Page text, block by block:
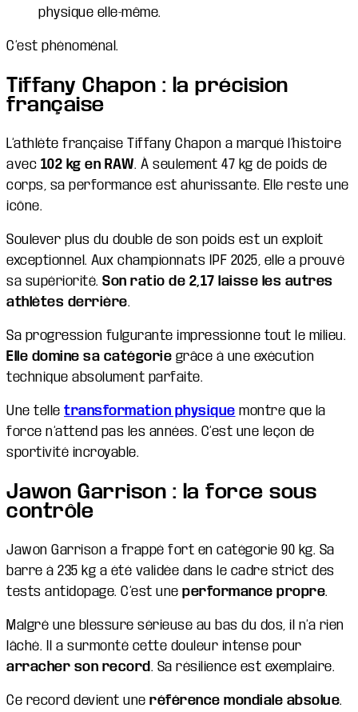
physique elle-même.
C’est phénoménal.
Tiffany Chapon : la précision
française
L’athlète française Tiffany Chapon a marqué l’histoire
avec 102 kg en RAW. À seulement 47 kg de poids de
corps, sa performance est ahurissante. Elle reste une
icône.
Soulever plus du double de son poids est un exploit
exceptionnel. Aux championnats IPF 2025, elle a prouvé
sa supériorité. Son ratio de 2,17 laisse les autres
athlètes derrière.
Sa progression fulgurante impressionne tout le milieu.
Elle domine sa catégorie grâce à une exécution
technique absolument parfaite.
Une telle transformation physique montre que la
force n’attend pas les années. C’est une leçon de
sportivité incroyable.
Jawon Garrison : la force sous
contrôle
Jawon Garrison a frappé fort en catégorie 90 kg. Sa
barre à 235 kg a été validée dans le cadre strict des
tests antidopage. C’est une performance propre.
Malgré une blessure sérieuse au bas du dos, il n’a rien
lâché. Il a surmonté cette douleur intense pour
arracher son record. Sa résilience est exemplaire.
Ce record devient une référence mondiale absolue.